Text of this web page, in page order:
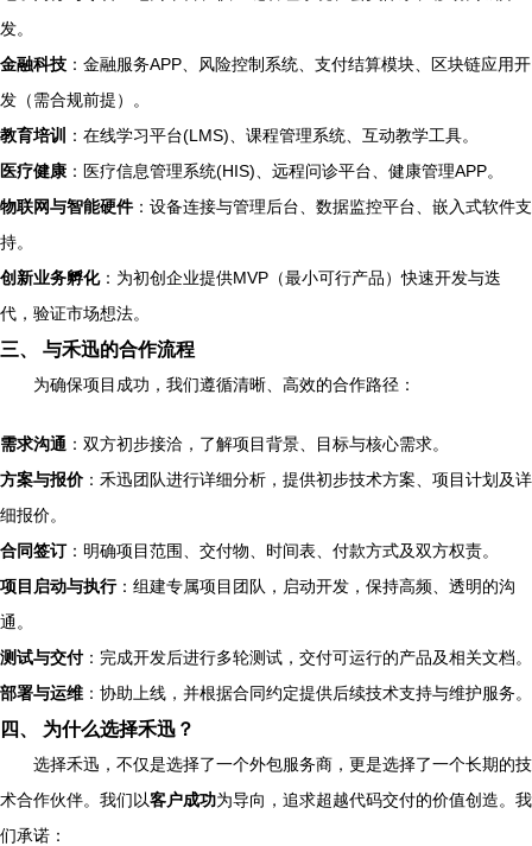
发。
金融科技 ：金融服务APP、风险控制系统、支付结算模块、区块链应用开
发（需合规前提）。
教育培训
：在线学习平台(LMS)、课程管理系统、互动教学工具。
医疗健康 ：医疗信息管理系统(HIS)、远程问诊平台、健康管理APP。
物联网与智能硬件：设备连接与管理后台、数据监控平台、嵌入式软件支
持。
创新业务孵化：为初创企业提供MVP（最小可行产品）快速开发与迭
代，验证市场想法。
三、 与禾迅的合作流程
为确保项目成功，我们遵循清晰、高效的合作路径：
需求沟通 ：双方初步接洽，了解项目背景、目标与核心需求。
方案与报价：禾迅团队进行详细分析，提供初步技术方案、项目计划及详
细报价。
合同签订：明确项目范围、交付物、时间表、付款方式及双方权责。
项目启动与执行：组建专属项目团队，启动开发，保持高频、透明的沟
通。
测试与交付：完成开发后进行多轮测试，交付可运行的产品及相关文档。
部署与运维 ：协助上线，并根据合同约定提供后续技术支持与维护服务。
四、 为什么选择禾迅？
选择禾迅，不仅是选择了一个外包服务商，更是选择了一个长期的技
术合作伙伴。我们以客户成功为导向，追求超越代码交付的价值创造。我
们承诺：